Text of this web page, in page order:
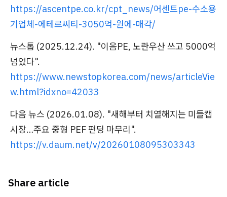
https://ascentpe.co.kr/cpt_news/어센트pe-수소용
기업체-에테르씨티-3050억-원에-매각/
뉴스톱 (2025.12.24). "이음PE, 노란우산 쓰고 5000억
넘었다".
https://www.newstopkorea.com/news/articleVie
w.html?idxno=42033
다음 뉴스 (2026.01.08). "새해부터 치열해지는 미들캡
시장…주요 중형 PEF 펀딩 마무리".
https://v.daum.net/v/20260108095303343
Share article